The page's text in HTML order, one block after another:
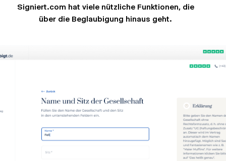
Signiert.com hat viele nützliche Funktionen, die
über die Beglaubigung hinaus geht.